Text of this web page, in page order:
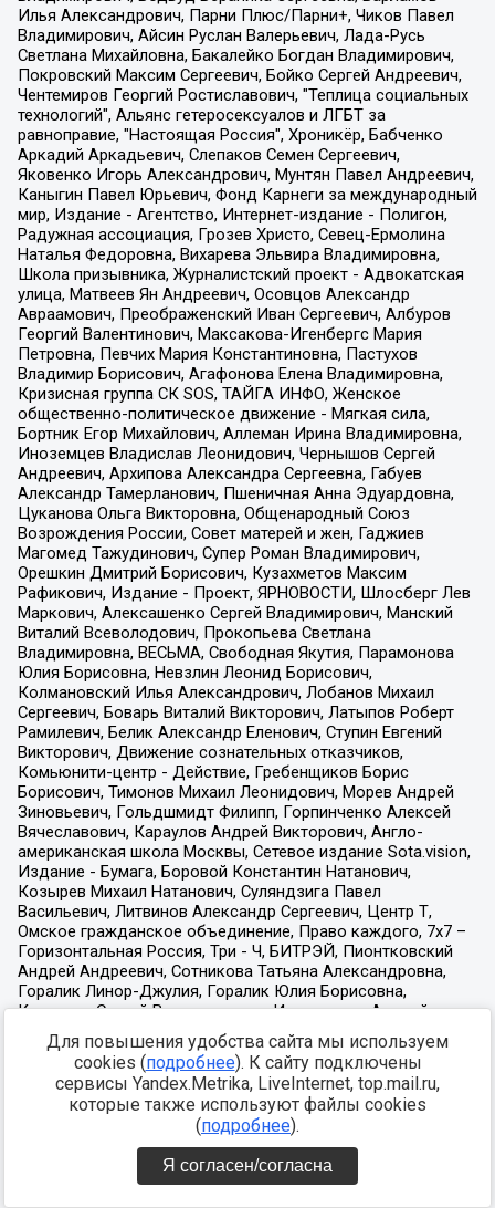
Для повышения удобства сайта мы используем
cookies (подробнее). К сайту подключены
сервисы Yandex.Metrika, LiveInternet, top.mail.ru,
которые также используют файлы cookies
(подробнее).
Я согласен/согласна